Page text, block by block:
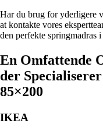
Har du brug for yderligere
at kontakte vores
den perfekte springmadras
En Omfattende
der
85×200
IKEA